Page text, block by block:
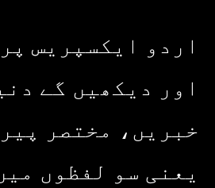
اردو ایکسپریس
اور دیکھیں گے
خبریں، مختصر
یعنی سو لفظوں